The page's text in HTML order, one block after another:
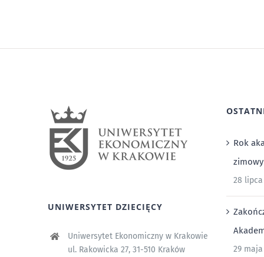
UNIWERSYTET DZIECIĘCY
Uniwersytet Ekonomiczny w Krakowie
ul. Rakowicka 27, 31-510 Kraków
Rok
zimowy
28 lipca
29